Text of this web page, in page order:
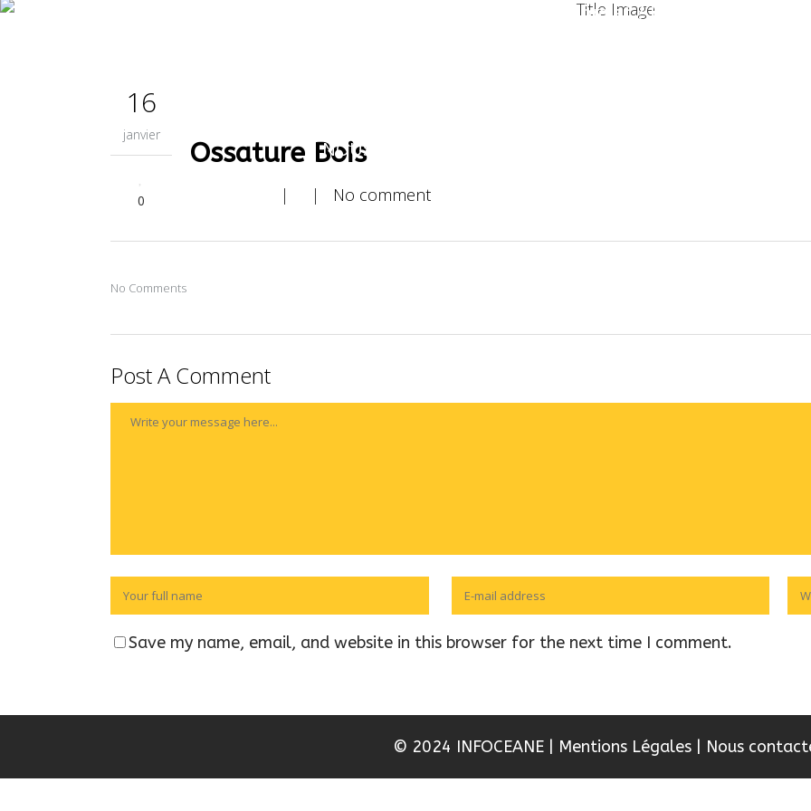
Un projet ? Une information
NOUS CONTACTER
16
janvier
0
Ossature Bois
| | No comment
No Comments
Post A Comment
Save my name, email, and website in this browser for the next time I comment.
© 2024 INFOCEANE Mentions Légales Nous